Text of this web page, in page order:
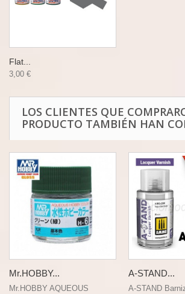
Flat...
3,00 €
LOS CLIENTES QUE
PRODUCTO TAMBIÉN HAN
Mr.HOBBY...
Mr.HOBBY AQUEOUS
A-STAND...
A-STAND